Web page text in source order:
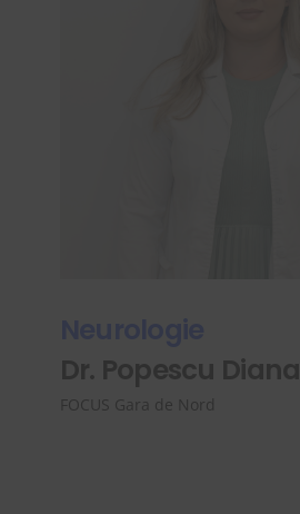
Dr. Popescu Diana
FOCUS Gara de Nord